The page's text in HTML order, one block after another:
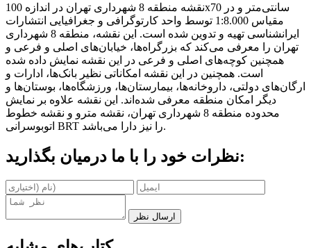
نقشه منطقه 8 شهرداری تهران در اندازه 100x70 سانتی‌متر و در
مقیاس 1:8.000 توسط واحد کارتوگرافی و جغرافیایی انتشارات
ایرانشناسی تهیه و تدوین شده است. این نقشه، منطقه 8 شهرداری
تهران را معرفی می‌کند که بزرگراه‌ها، خیابان‌های اصلی و فرعی و
همچنین کوچه‌های اصلی و فرعی در این نقشه نمایش داده شده
است. همچنین در این نقشه امکاناتی نظیر بانک‌ها، ادارات و
ارگان‌های دولتی، داروخانه‌ها، بیمارستان‌ها، ورزشگاه‌ها، بوستان‌ها و
دیگر امکان منطقه معرفی شده‌اند. این نقشه علاوه بر نمایش
محدوده منطقه 8 شهرداری تهران، نقشه مترو و نقشه خطوط
اتوبوسرانی BRT را نیز دارا می‌باشد.
نظرات خود را با ما درمیان بگذارید:
ارسال نظر